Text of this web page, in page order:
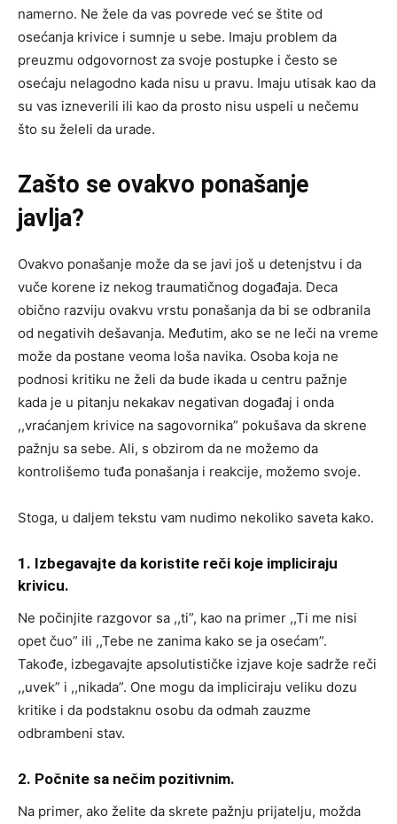
namerno. Ne žele da vas povrede već se štite od
osećanja krivice i sumnje u sebe. Imaju problem da
preuzmu odgovornost za svoje postupke i često se
osećaju nelagodno kada nisu u pravu. Imaju utisak kao da
su vas izneverili ili kao da prosto nisu uspeli u nečemu
što su želeli da urade.
Zašto se ovakvo ponašanje
javlja?
Ovakvo ponašanje može da se javi još u detenjstvu i da
vuče korene iz nekog traumatičnog događaja. Deca
obično razviju ovakvu vrstu ponašanja da bi se odbranila
od negativih dešavanja. Međutim, ako se ne leči na vreme
može da postane veoma loša navika. Osoba koja ne
podnosi kritiku ne želi da bude ikada u centru pažnje
kada je u pitanju nekakav negativan događaj i onda
,,vraćanjem krivice na sagovornika” pokušava da skrene
pažnju sa sebe. Ali, s obzirom da ne možemo da
kontrolišemo tuđa ponašanja i reakcije, možemo svoje.
Stoga, u daljem tekstu vam nudimo nekoliko saveta kako.
1. Izbegavajte da koristite reči koje impliciraju
krivicu.
Ne počinjite razgovor sa ,,ti”, kao na primer ,,Ti me nisi
opet čuo” ili ,,Tebe ne zanima kako se ja osećam”.
Takođe, izbegavajte apsolutističke izjave koje sadrže reči
,,uvek” i ,,nikada”. One mogu da impliciraju veliku dozu
kritike i da podstaknu osobu da odmah zauzme
odbrambeni stav.
2. Počnite sa nečim pozitivnim.
Na primer, ako želite da skrete pažnju prijatelju, možda